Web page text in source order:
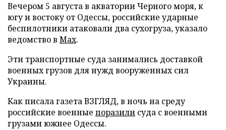
Вечером 5 августа в акватории Черного моря, к
югу и востоку от Одессы, российские ударные
беспилотники атаковали два сухогруза, указало
ведомство в Max.
Эти транспортные суда занимались доставкой
военных грузов для нужд вооруженных сил
Украины.
Как писала газета ВЗГЛЯД, в ночь на среду
российские военные поразили суда с военными
грузами южнее Одессы.